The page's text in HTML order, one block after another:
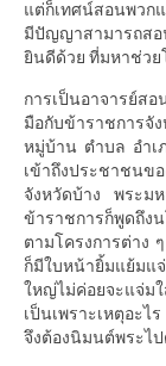
แต่ก็เทศน์สอนพวก
มีปัญญาสามารถส
ยินดีด้วย ที่มหาช่ว
การเป็นอาจารย์ส
มือกับข้าราชการ
หมู่บ้าน ตำบล อำเ
เข้าถึงประชาชนข
จังหวัดบ้าง พระม
ข้าราชการก็พูดถึง
ตามโครงการต่าง
ก็มีใบหน้ายิ้มแย้มแ
ใหญ่ไม่ค่อยจะแจ่ม
เป็นเพราะเหตุอะ
จึงต้องนิมนต์พระไ